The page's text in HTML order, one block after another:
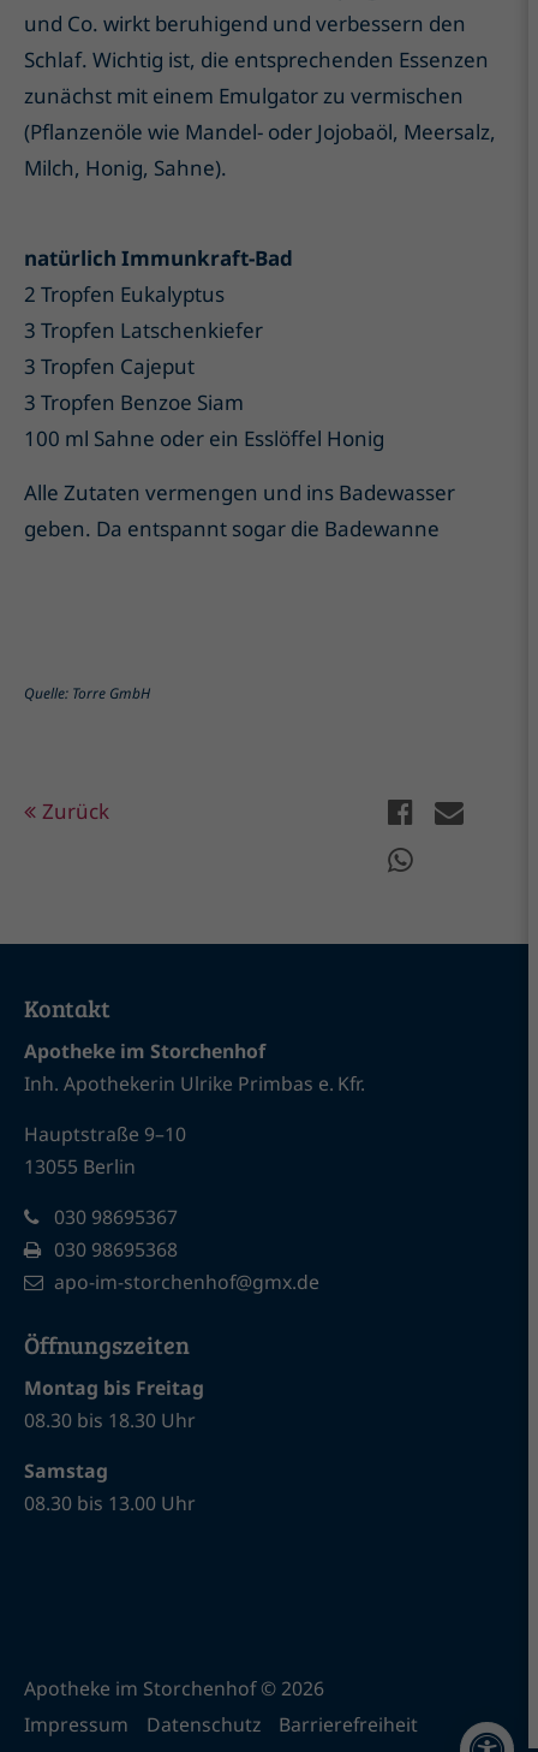
und Co. wirkt beruhigend und verbessern den
Schlaf. Wichtig ist, die entsprechenden Essenzen
zunächst mit einem Emulgator zu vermischen
(Pflanzenöle wie Mandel- oder Jojobaöl, Meersalz,
Milch, Honig, Sahne).
natürlich Immunkraft-Bad
2 Tropfen Eukalyptus
3 Tropfen Latschenkiefer
3 Tropfen Cajeput
3 Tropfen Benzoe Siam
100 ml Sahne oder ein Esslöffel Honig
Alle Zutaten vermengen und ins Badewasser
geben. Da entspannt sogar die Badewanne
Quelle: Torre GmbH
Zurück
Kontakt
Apotheke im Storchenhof
Inh. Apothekerin Ulrike Primbas e. Kfr.
Hauptstraße 9–10
13055 Berlin
030 98695367
030 98695368
apo-im-storchenhof@gmx.de
Öffnungszeiten
Montag bis Freitag
08.30 bis 18.30 Uhr
Samstag
08.30 bis 13.00 Uhr
Apotheke im Storchenhof © 2026
Impressum
Datenschutz Barrierefreiheit